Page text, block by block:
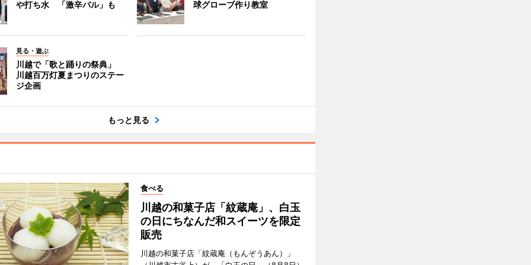
や打ち水 「激辛バル」も 球グローブ作り教室
見る・遊ぶ
川越で「歌と踊りの祭典」
川越百万灯夏まつりのステー
ジ企画
もっと見る
食べる
川越の和菓子店「紋蔵庵」、白玉
の日にちなんだ和スイーツを限定
販売
川越の和菓子店「紋蔵庵（もんぞうあん）」